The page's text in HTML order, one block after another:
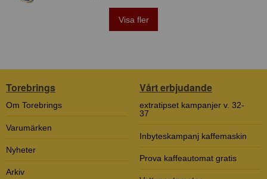
Visa fler
Torebrings
Om Torebrings
Varumärken
Nyheter
Arkiv
Vårt erbjudande
extratipset kampanjer v. 32-
37
Inbyteskampanj kaffemaskin
Prova kaffeautomat gratis